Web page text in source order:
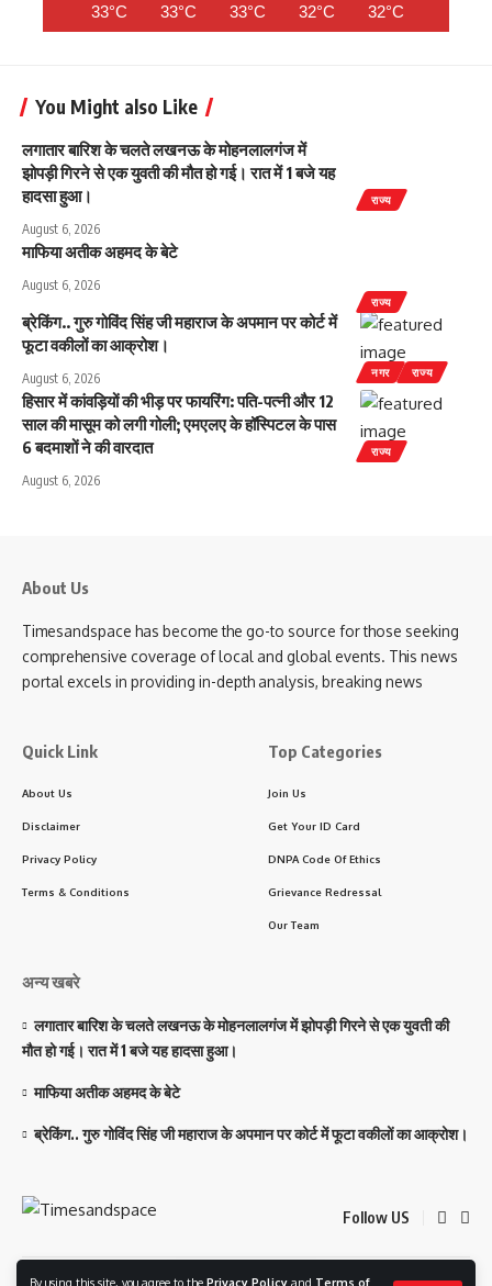
By using this site, you agree to the Privacy Policy and Terms of
33°C 33°C 33°C 32°C 32°C
You Might also Like
राज्य
लगातार बारिश के चलते लखनऊ के मोहनलालगंज में
झोपड़ी गिरने से एक युवती की मौत हो गई। रात में 1 बजे यह
हादसा हुआ।
August 6, 2026
राज्य
माफिया अतीक अहमद के बेटे
August 6, 2026
नगर राज्य
ब्रेकिंग.. गुरु गोविंद सिंह जी महाराज के अपमान पर कोर्ट में
फूटा वकीलों का आक्रोश।
August 6, 2026
राज्य
हिसार में कांवड़ियों की भीड़ पर फायरिंग: पति-पत्नी और 12
साल की मासूम को लगी गोली; एमएलए के हॉस्पिटल के पास
6 बदमाशों ने की वारदात
August 6, 2026
About Us
Timesandspace has become the go-to source for those seeking
comprehensive coverage of local and global events. This news
portal excels in providing in-depth analysis, breaking news
Quick Link
About Us
Disclaimer
Privacy Policy
Terms & Conditions
Top Categories
Join Us
Get Your ID Card
DNPA Code Of Ethics
Grievance Redressal
Our Team
अन्य खबरे
लगातार बारिश के चलते लखनऊ के मोहनलालगंज में झोपड़ी गिरने से एक युवती की
मौत हो गई। रात में 1 बजे यह हादसा हुआ।
माफिया अतीक अहमद के बेटे
ब्रेकिंग.. गुरु गोविंद सिंह जी महाराज के अपमान पर कोर्ट में फूटा वकीलों का आक्रोश।
Follow US